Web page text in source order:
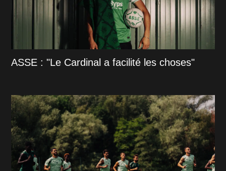
ASSE : "Le Cardinal a facilité les choses"